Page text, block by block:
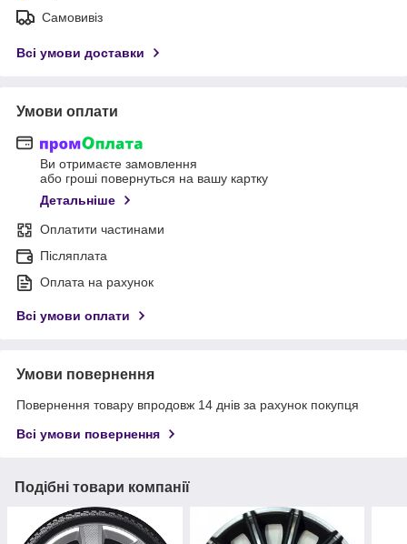
Самовивіз
Всі умови доставки
Умови оплати
Ви отримаєте замовлення
або гроші повернуться на вашу картку
Детальніше
Оплатити частинами
Післяплата
Оплата на рахунок
Всі умови оплати
Умови повернення
Повернення товару впродовж 14 днів за рахунок покупця
Всі умови повернення
Подібні товари компанії